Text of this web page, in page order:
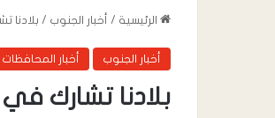
الرئيسية / أخبار الجنوب / بلادنا
أخبار الجنوب أخبار المحافظات
بلادنا تشارك